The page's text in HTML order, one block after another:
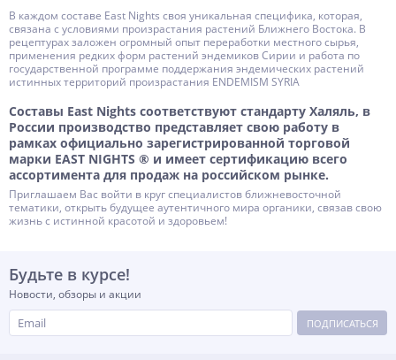
В каждом составе East Nights своя уникальная специфика, которая,
связана с условиями произрастания растений Ближнего Востока. В
рецептурах заложен огромный опыт переработки местного сырья,
применения редких форм растений эндемиков Сирии и работа по
государственной программе поддержания эндемических растений
истинных территорий произрастания ENDEMISM SYRIA
Составы East Nights соответствуют стандарту Халяль, в
России производство представляет свою работу в
рамках официально зарегистрированной торговой
марки EAST NIGHTS ® и имеет сертификацию всего
ассортимента для продаж на российском рынке.
Приглашаем Вас войти в круг специалистов ближневосточной
тематики, открыть будущее аутентичного мира органики, связав свою
жизнь с истинной красотой и здоровьем!
Будьте в курсе!
Новости, обзоры и акции
ПОДПИСАТЬСЯ